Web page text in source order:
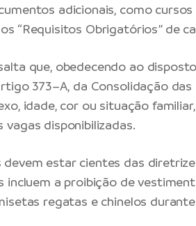
adicionais, como
“Requisitos Obrigatórios” de
que, obedecendo ao
373–A, da Consolidação das
idade, cor ou situação
vagas disponibilizadas.
devem estar cientes das
incluem a proibição de
regatas e chinelos